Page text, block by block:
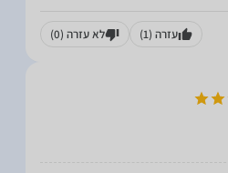
עזרה (1) לא עזרה (0)